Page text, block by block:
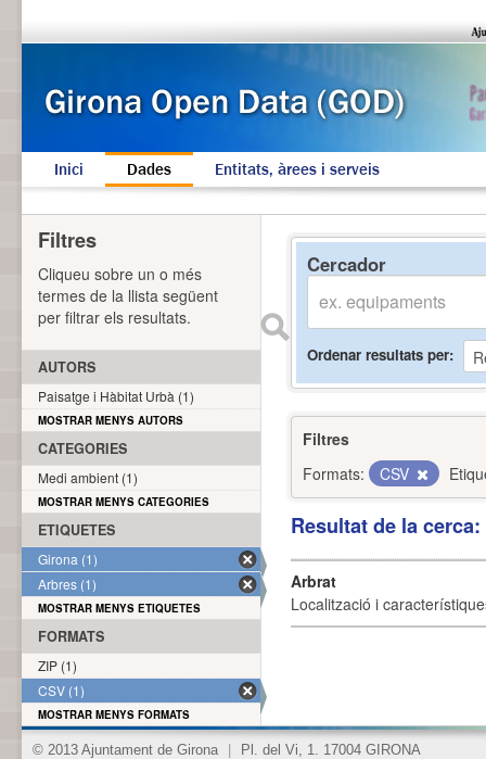
Inici Dades Entitats, àrees i serveis
Cercador
Ordenar resultats per
Filtres
Formats:
CSV
Resultat de la
Arbrat
Localització i
Filtres
Cliqueu sobre un o més
termes de la llista següent
per filtrar els resultats.
AUTORS
Paisatge i Hàbitat Urbà (1)
MOSTRAR MENYS AUTORS
CATEGORIES
Medi ambient (1)
MOSTRAR MENYS CATEGORIES
ETIQUETES
Girona (1)
Arbres (1)
MOSTRAR MENYS ETIQUETES
FORMATS
ZIP (1)
CSV (1)
MOSTRAR MENYS FORMATS
© 2013 Ajuntament de Girona Pl. del Vi, 1. 17004 GIRONA